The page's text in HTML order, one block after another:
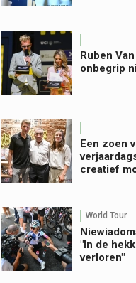
Ruben
onbegrip
Een zoen
creatief
World Tour
"In de
verloren"